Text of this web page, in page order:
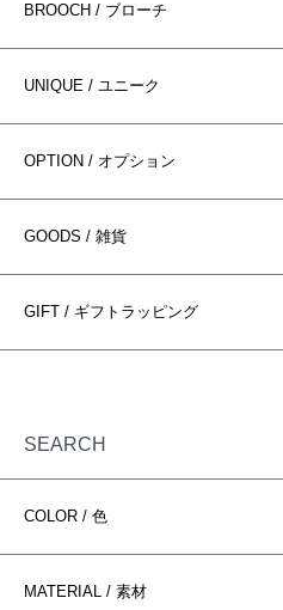
BROOCH / ブローチ
UNIQUE / ユニーク
OPTION / オプション
GOODS / 雑貨
GIFT / ギフトラッピング
SEARCH
COLOR / 色
MATERIAL / 素材